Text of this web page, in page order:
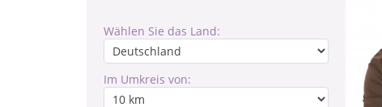
Wählen Sie das Land:
Im Umkreis von: